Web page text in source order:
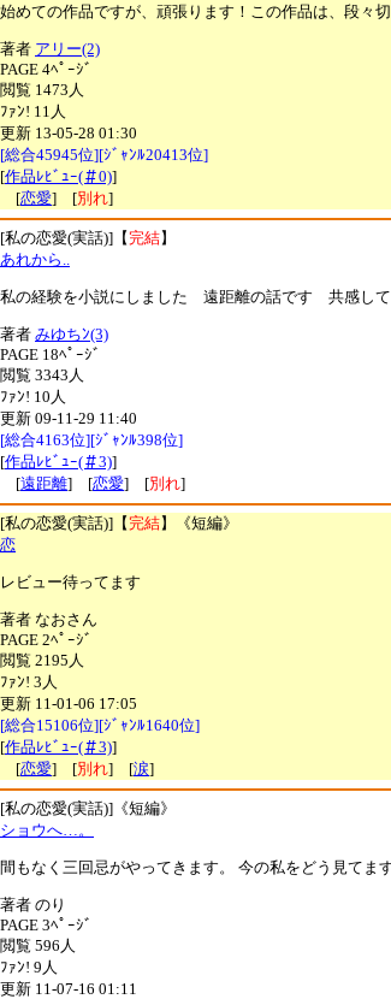
始めての作品ですが、頑張ります！この作品は、段々
著者 アリー(2)
PAGE 4ﾍﾟｰｼﾞ
閲覧 1473人
ﾌｧﾝ! 11人
更新 13-05-28 01:30
[総合45945位][ｼﾞｬﾝﾙ20413位]
[作品ﾚﾋﾞｭｰ(＃0)]
[恋愛] [別れ]
[私の恋愛(実話)]【完結】
あれから..
私の経験を小説にしました 遠距離の話です 共感し
著者 みゆちﾝ(3)
PAGE 18ﾍﾟｰｼﾞ
閲覧 3343人
ﾌｧﾝ! 10人
更新 09-11-29 11:40
[総合4163位][ｼﾞｬﾝﾙ398位]
[作品ﾚﾋﾞｭｰ(＃3)]
[遠距離] [恋愛] [別れ]
[私の恋愛(実話)]【完結】《短編》
恋
レビュー待ってます
著者 なおさん
PAGE 2ﾍﾟｰｼﾞ
閲覧 2195人
ﾌｧﾝ! 3人
更新 11-01-06 17:05
[総合15106位][ｼﾞｬﾝﾙ1640位]
[作品ﾚﾋﾞｭｰ(＃3)]
[恋愛] [別れ] [涙]
[私の恋愛(実話)]《短編》
ショウへ…。
間もなく三回忌がやってきます。 今の私をどう見てま
著者 のり
PAGE 3ﾍﾟｰｼﾞ
閲覧 596人
ﾌｧﾝ! 9人
更新 11-07-16 01:11